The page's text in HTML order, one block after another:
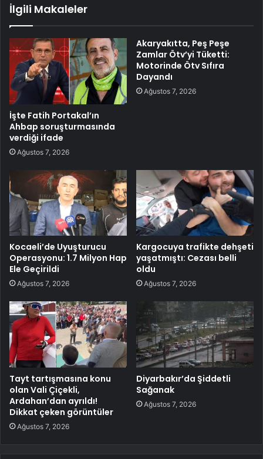
İlgili Makaleler
İşte Fatih Portakal’ın
Ahbap soruşturmasında
verdiği ifade
Ağustos 7, 2026
Akaryakıtta, Peş Peşe
Zamlar Ötv’yi Tüketti:
Motorinde Ötv Sıfıra
Dayandı
Ağustos 7, 2026
Kocaeli’de Uyuşturucu
Operasyonu: 1.7 Milyon Hap
Ele Geçirildi
Ağustos 7, 2026
Kargocuya trafikte dehşeti
yaşatmıştı: Cezası belli
oldu
Ağustos 7, 2026
Tayt tartışmasına konu
olan Vali Çiçekli,
Ardahan’dan ayrıldı!
Dikkat çeken görüntüler
Ağustos 7, 2026
Diyarbakır’da Şiddetli
Sağanak
Ağustos 7, 2026